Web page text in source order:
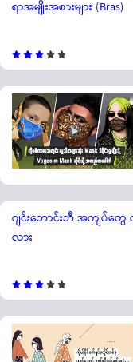
ရာအမျိုးအစားများ (Bras)
ဂျင်းဘောင်းဘီ အကျပ်တွ
လား